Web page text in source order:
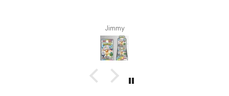
Jimmy